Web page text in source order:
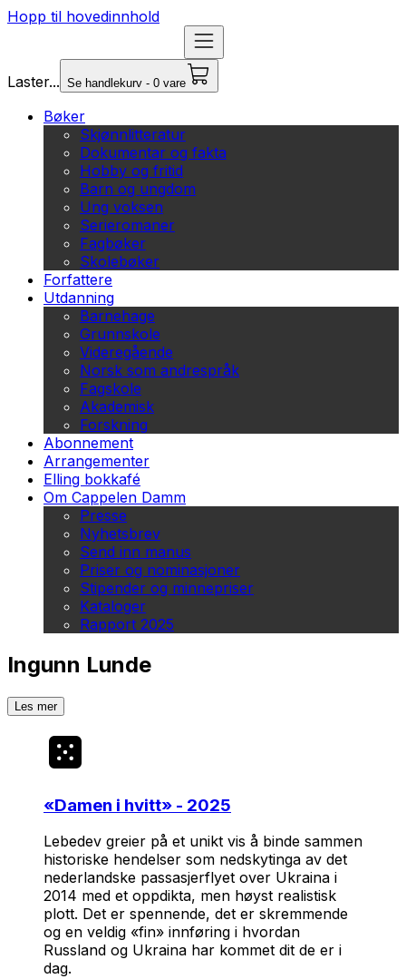
Hopp til hovedinnhold
Laster... Se handlekurv - 0 vare
Bøker
Skjønnlitteratur
Dokumentar og fakta
Hobby og fritid
Barn og ungdom
Ung voksen
Serieromaner
Fagbøker
Skolebøker
Forfattere
Utdanning
Barnehage
Grunnskole
Videregående
Norsk som andrespråk
Fagskole
Akademisk
Forskning
Abonnement
Arrangementer
Elling bokkafé
Om Cappelen Damm
Presse
Nyhetsbrev
Send inn manus
Priser og nominasjoner
Stipender og minnepriser
Kataloger
Rapport 2025
Ingunn Lunde
Les mer
«Damen i hvitt» - 2025
Lebedev greier på et unikt vis å binde sammen
historiske hendelser som nedskytinga av det
nederlandske passasjerflyet over Ukraina i
2014 med et oppdikta, men høyst realistisk
plott. Det er spennende, det er skremmende
og en veldig «fin» innføring i hvordan
Russland og Ukraina har kommet dit de er i
dag.